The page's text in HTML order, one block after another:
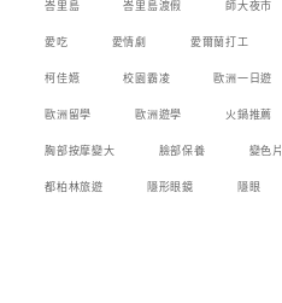
峇里島 峇里島渡假 師大夜市
愛吃 愛情劇 愛爾蘭打工
柯佳嬿 校園霸凌 歐洲一日遊
歐洲留學 歐洲遊學 火鍋推薦
胸部按摩變大 臉部保養 變色片
都柏林旅遊 隱形眼鏡 隱眼